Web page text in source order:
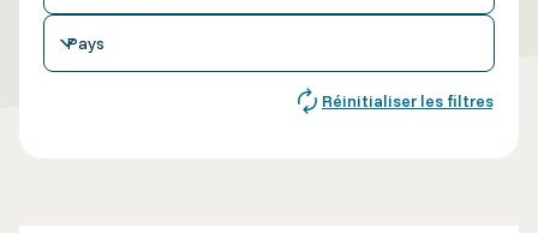
Pays
Réinitialiser les filtres